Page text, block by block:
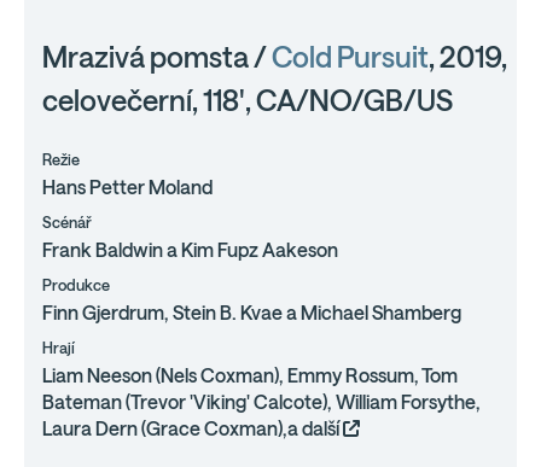
Mrazivá pomsta /Cold Pursuit, 2019,
celovečerní, 118', CA/NO/GB/US
Režie
Hans Petter Moland
Scénář
Frank Baldwin a Kim Fupz Aakeson
Produkce
Finn Gjerdrum, Stein B. Kvae a Michael Shamberg
Hrají
Liam Neeson (Nels Coxman), Emmy Rossum, Tom
Bateman (Trevor 'Viking' Calcote), William Forsythe,
Laura Dern (Grace Coxman),a další